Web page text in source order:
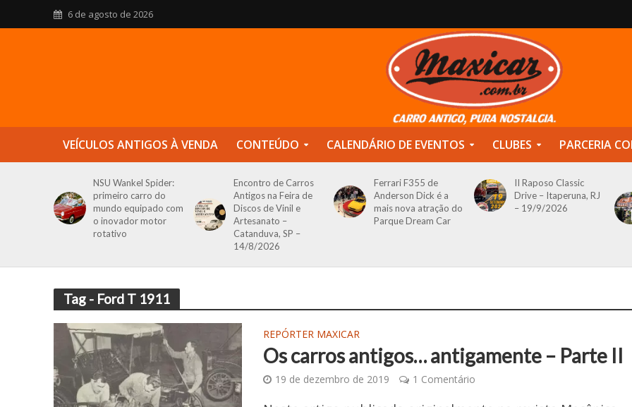
6 de agosto de 2026
VEÍCULOS ANTIGOS À VENDA CONTEÚDO CALENDÁRIO DE EVENTOS CLUBES PARCERIA
NSU Wankel Spider:
primeiro carro do
mundo equipado com
o inovador motor
rotativo
Encontro de Carros
Antigos na Feira de
Discos de Vinil e
Artesanato –
Catanduva, SP –
14/8/2026
Ferrari F355 de
Anderson Dick é a
mais nova atração do
Parque Dream Car
II Raposo Classic
Drive – Itaperuna, RJ
– 19/9/2026
Tag - Ford T 1911
REPÓRTER MAXICAR
Os carros antigos… antigamente – Parte II
19 de dezembro de 2019 1 Comentário